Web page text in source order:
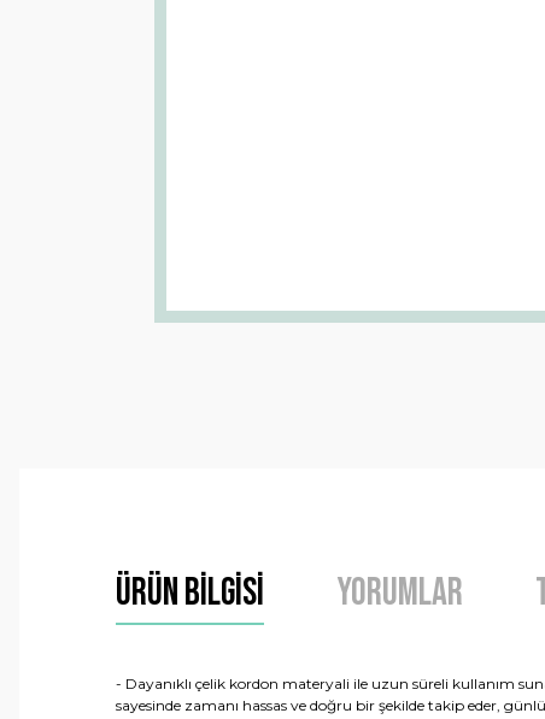
Ürün Bilgisi Yorumlar
- Dayanıklı çelik kordon materyali ile uzun süreli kullanım
sayesinde zamanı hassas ve doğru bir şekilde takip eder,